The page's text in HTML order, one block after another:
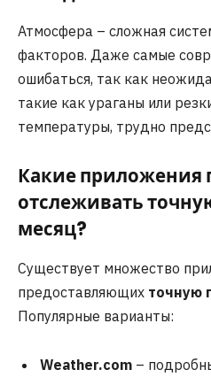
Атмосфера – сложная
факторов. Даже самые
ошибаться, так как
такие как ураганы или
температуры, трудно
Какие приложения
отслеживать
месяц?
Существует множество
предоставляющих точную
Популярные варианты:
Weather.com –